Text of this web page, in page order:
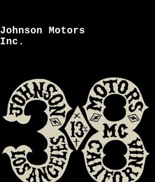
Johnson Motors
Inc.